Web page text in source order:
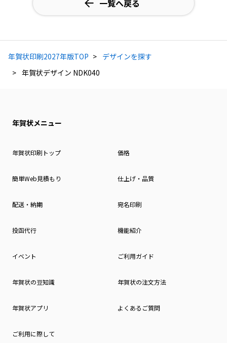
一覧へ戻る
年賀状印刷2027年版TOP
デザインを探す
年賀状デザイン NDK040
年賀状メニュー
年賀状印刷トップ 価格
簡単Web見積もり 仕上げ・品質
配送・納期 宛名印刷
投函代行 機能紹介
イベント ご利用ガイド
年賀状の豆知識 年賀状の注文方法
年賀状アプリ よくあるご質問
ご利用に際して